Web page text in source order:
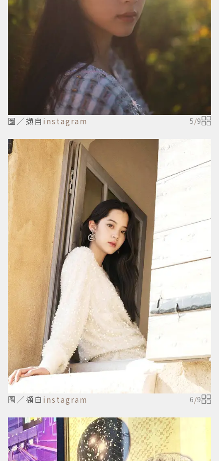
圖／擷自 instagram 5/9
圖／擷自 instagram 6/9